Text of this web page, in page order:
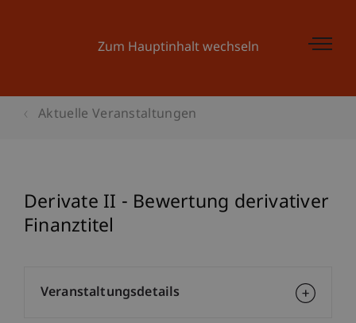
Zum Hauptinhalt wechseln
Aktuelle Veranstaltungen
Derivate II - Bewertung derivativer
Finanztitel
Veranstaltungsdetails